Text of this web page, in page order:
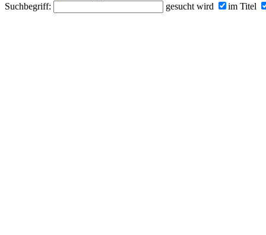
Suchbegriff: gesucht wird im Titel